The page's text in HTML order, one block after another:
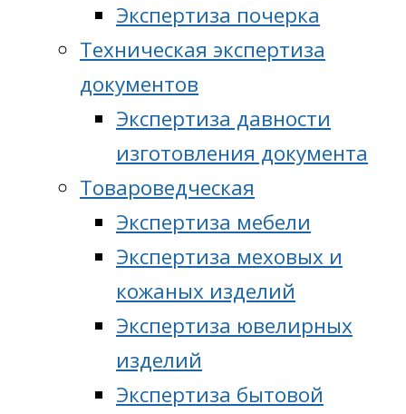
Экспертиза почерка
Техническая экспертиза
документов
Экспертиза давности
изготовления документа
Товароведческая
Экспертиза мебели
Экспертиза меховых и
кожаных изделий
Экспертиза ювелирных
изделий
Экспертиза бытовой